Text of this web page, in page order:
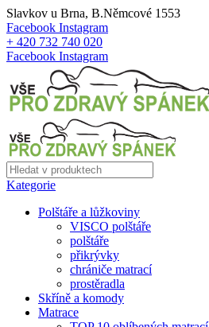
Slavkov u Brna, B.Němcové 1553
Facebook Instagram
+ 420 732 740 020
Facebook Instagram
Kategorie
Polštáře a lůžkoviny
VISCO polštáře
polštáře
přikrývky
chrániče matrací
prostěradla
Skříně a komody
Matrace